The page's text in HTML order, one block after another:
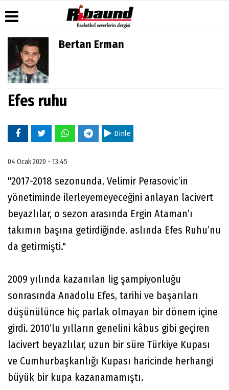
Üye Paneli
Haber
Arşivi
Gazete
Arşivi
Biyografiler
Bertan Erman
Efes ruhu
Dinle
04 Ocak 2020 - 13:45
"2017-2018 sezonunda, Velimir Perasovic’in
yönetiminde ilerleyemeyeceğini anlayan lacivert
beyazlılar, o sezon arasında Ergin Ataman’ı
takımın başına getirdiğinde, aslında Efes Ruhu’nu
da getirmişti."
2009 yılında kazanılan lig şampiyonluğu
sonrasında Anadolu Efes, tarihi ve başarıları
düşünülünce hiç parlak olmayan bir dönem içine
girdi. 2010’lu yılların genelini kâbus gibi geçiren
lacivert beyazlılar, uzun bir süre Türkiye Kupası
ve Cumhurbaşkanlığı Kupası haricinde herhangi
büyük bir kupa kazanamamıştı.